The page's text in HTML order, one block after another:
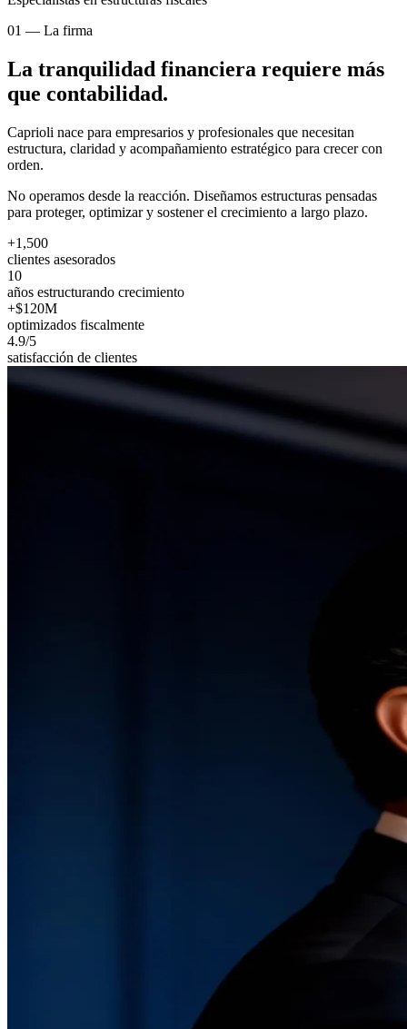
01 — La firma
La tranquilidad financiera requiere más
que contabilidad.
Caprioli nace para empresarios y profesionales que necesitan
estructura, claridad y acompañamiento estratégico para crecer con
orden.
No operamos desde la reacción. Diseñamos estructuras pensadas
para proteger, optimizar y sostener el crecimiento a largo plazo.
+1,500
clientes asesorados
10
años estructurando crecimiento
+$120M
optimizados fiscalmente
4.9/5
satisfacción de clientes